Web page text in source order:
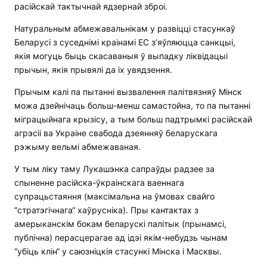
расійскай тактычнай ядзернай зброі.
Натуральным абмежавальнікам у развіцці стасункаў
Беларусі з суседнімі краінамі ЕС з’яўляюцца санкцыі,
якія могуць быць скасаваныя ў выпадку ліквідацыі
прычын, якія прывялі да іх увядзення.
Прычым калі па пытанні вызвалення палітвязняў Мінск
можа дзейнічаць больш-менш самастойна, то па пытанні
міграцыйнага крызісу, а тым больш падтрымкі расійскай
агрэсіі ва Украіне свабода дзеянняў беларускага
рэжыму вельмі абмежаваная.
У тым ліку таму Лукашэнка сапраўды радзее за
спыненне расійска-ўкраінскага ваеннага
супрацьстаяння (максімальна на ўмовах свайго
“стратэгічнага“ хаўрусніка). Пры кантактах з
амерыканскім бокам беларускі палітык (прынамсі,
публічна) перасцерагае ад ідэі якім-небудзь чынам
“убіць клін“ у саюзніцкія стасункі Мінска і Масквы.